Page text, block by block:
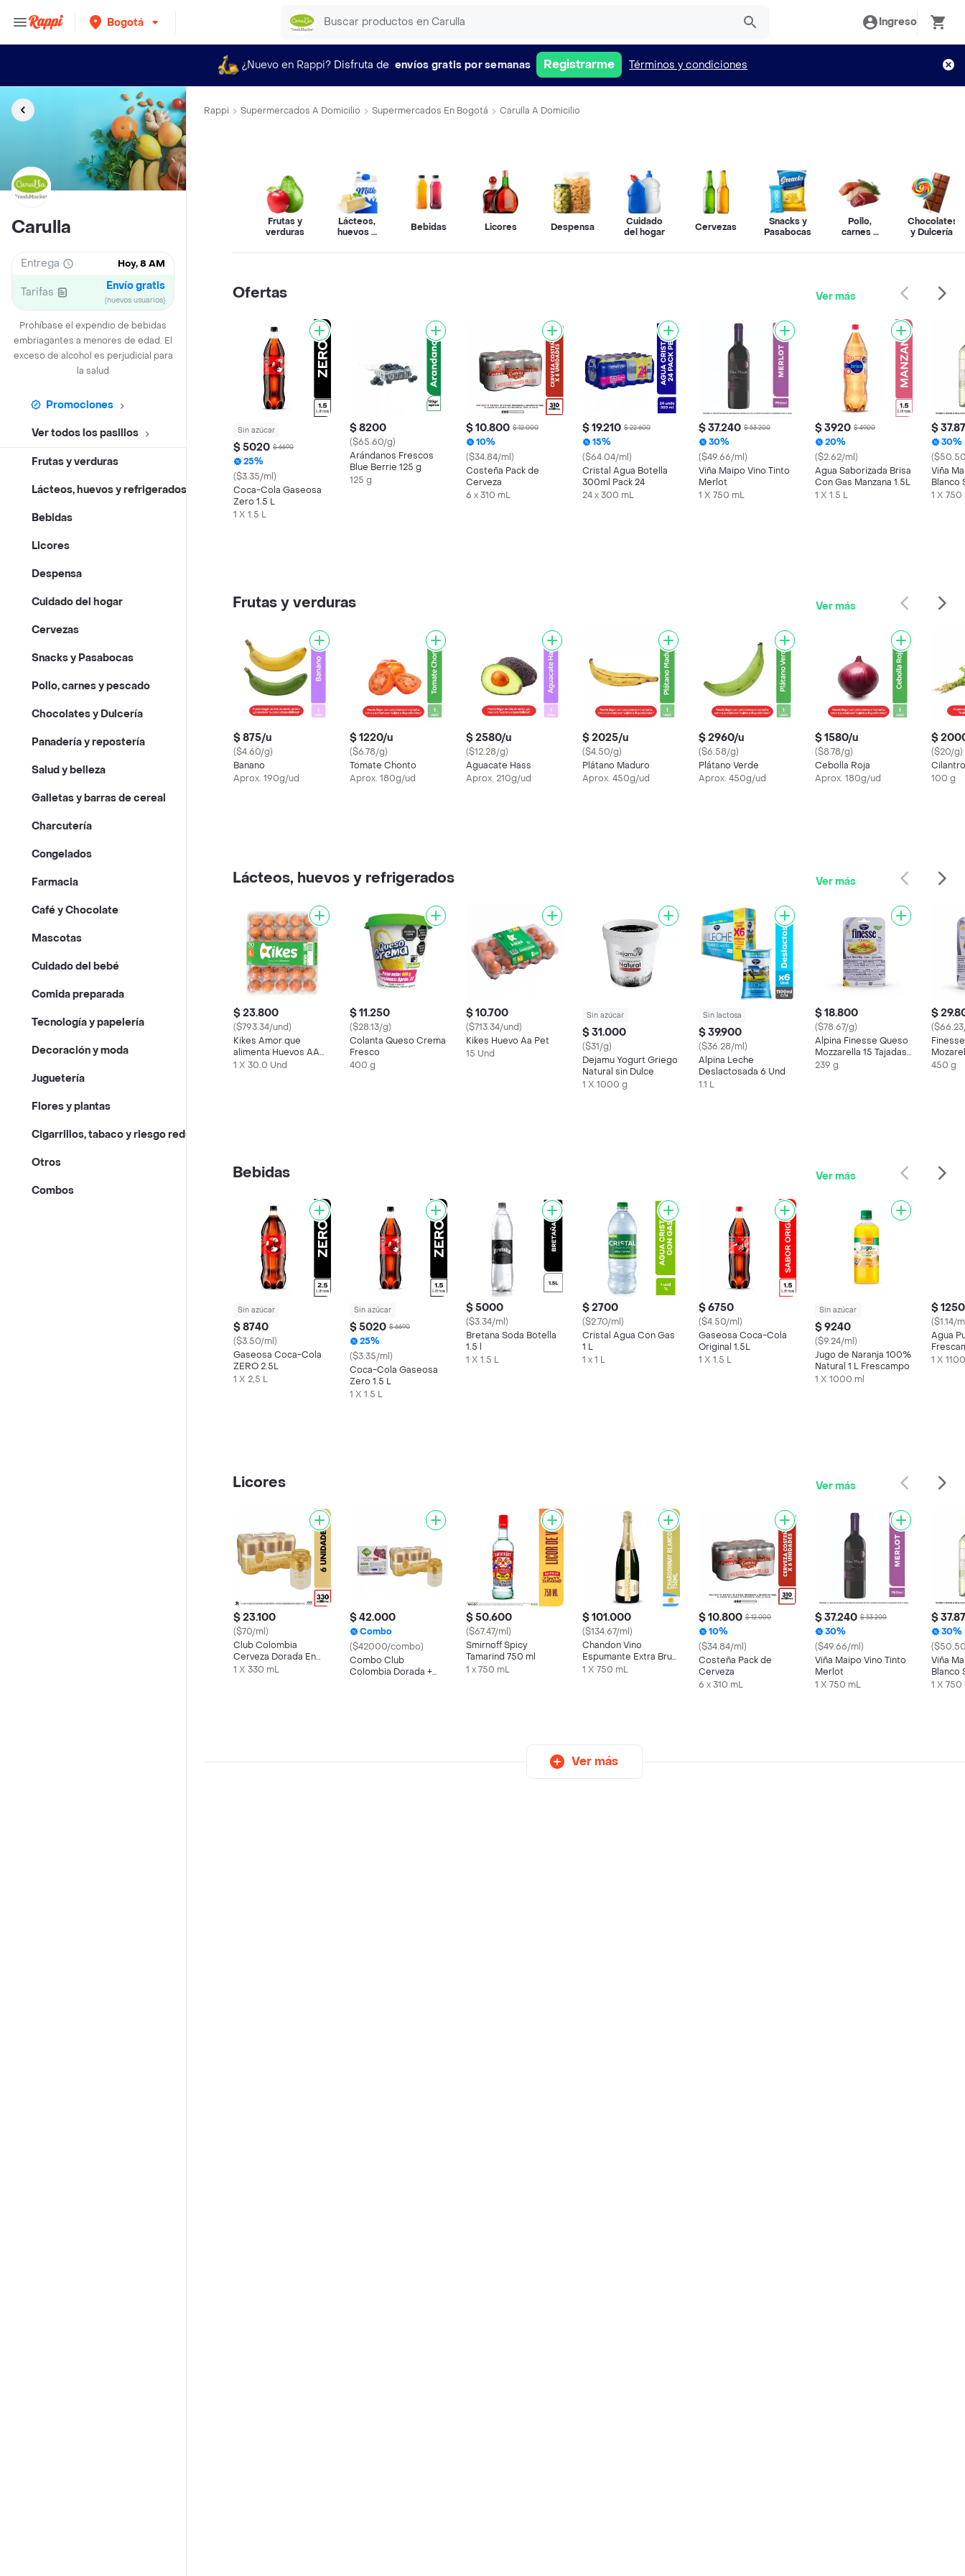
Bogotá Ingreso
¿Nuevo en Rappi? Disfruta de envíos gratis por semanas Registrarme Términos y condiciones
Carulla
Entrega Hoy, 8 AM
Tarifas Envío gratis
(nuevos usuarios)
Prohíbase el expendio de bebidas
embriagantes a menores de edad. El
exceso de alcohol es perjudicial para
la salud
Promociones
Ver todos los pasillos
Frutas y verduras
Lácteos, huevos y refrigerados
Bebidas
Licores
Despensa
Cuidado del hogar
Cervezas
Snacks y Pasabocas
Pollo, carnes y pescado
Chocolates y Dulcería
Panadería y repostería
Salud y belleza
Galletas y barras de cereal
Charcutería
Congelados
Farmacia
Café y Chocolate
Mascotas
Cuidado del bebé
Comida preparada
Tecnología y papelería
Decoración y moda
Juguetería
Flores y plantas
Cigarrillos, tabaco y riesgo reducido
Otros
Combos
Rappi Supermercados A Domicilio Supermercados En Bogotá Carulla A Domicilio
Frutas y
verduras
Lácteos,
huevos y
Bebidas Licores Despensa
Cuidado
del hogar
Cervezas
Snacks y
Pasabocas
Pollo,
carnes y
Chocolates
y Dulcería
Ofertas Ver más
Sin azúcar
$ 5020 $ 6690
25%
($3.35/ml)
Coca-Cola Gaseosa
Zero 1.5 L
1 X 1.5 L
$ 8200
($65.60/g)
Arándanos Frescos
Blue Berrie 125 g
125 g
$ 10.800 $ 12.000
10%
($34.84/ml)
Costeña Pack de
Cerveza
6 x 310 mL
$ 19.210 $ 22.600
15%
($64.04/ml)
Cristal Agua Botella
300ml Pack 24
24 x 300 mL
$ 37.240 $ 53.200
30%
($49.66/ml)
Viña Maipo Vino Tinto
Merlot
1 X 750 mL
$ 3920 $ 4900
20%
($2.62/ml)
Agua Saborizada Brisa
Con Gas Manzana 1.5L
1 X 1.5 L
$
30%
Viña
Blanco
Blanc
1 X 750
Frutas y verduras Ver más
$ 875/u
($4.60/g)
Banano
Aprox. 190g/ud
$ 1220/u
($6.78/g)
Tomate Chonto
Aprox. 180g/ud
$ 2580/u
($12.28/g)
Aguacate Hass
Aprox. 210g/ud
$ 2025/u
($4.50/g)
Plátano Maduro
Aprox. 450g/ud
$ 2960/u
($6.58/g)
Plátano Verde
Aprox. 450g/ud
$ 1580/u
($8.78/g)
Cebolla Roja
Aprox. 180g/ud
$
($20/g)
100 g
Lácteos, huevos y refrigerados Ver más
$ 23.800
($793.34/und)
Kikes Amor que
alimenta Huevos AA
Rojos L
1 X 30.0 Und
$ 11.250
($28.13/g)
Colanta Queso Crema
Fresco
400 g
$ 10.700
($713.34/und)
Kikes Huevo Aa Pet
15 Und
Sin azúcar
$ 31.000
($31/g)
Dejamu Yogurt Griego
Natural sin Dulce
1 X 1000 g
Sin lactosa
$ 39.900
($36.28/ml)
Alpina Leche
Deslactosada 6 Und
1.1 L
$ 18.800
($78.67/g)
Alpina Finesse Queso
Mozzarella 15 Tajadas
239 g
239 g
$
450 g
450 g
Bebidas Ver más
Sin azúcar
$ 8740
($3.50/ml)
Gaseosa Coca-Cola
ZERO 2.5L
1 X 2,5 L
Sin azúcar
$ 5020 $ 6690
25%
($3.35/ml)
Coca-Cola Gaseosa
Zero 1.5 L
1 X 1.5 L
$ 5000
($3.34/ml)
Bretana Soda Botella
1.5 l
1 X 1.5 L
$ 2700
($2.70/ml)
Cristal Agua Con Gas
1 L
1 x 1 L
$ 6750
($4.50/ml)
Gaseosa Coca-Cola
Original 1.5L
1 X 1.5 L
Sin azúcar
$ 9240
($9.24/ml)
Jugo de Naranja 100%
Natural 1 L Frescampo
1 X 1000 ml
$ 1250
($1.14/
Agua
1 X
Licores Ver más
$ 23.100
($70/ml)
Club Colombia
Cerveza Dorada En
Lata 330 ML X6 Unds
1 X 330 mL
$ 42.000
Combo
($42000/combo)
Combo Club
Colombia Dorada +
$ 50.600
($67.47/ml)
Smirnoff Spicy
Tamarind 750 ml
1 x 750 mL
$ 101.000
($134.67/ml)
Chandon Vino
Espumante Extra Brut
750 ml
1 X 750 mL
$ 10.800 $ 12.000
10%
($34.84/ml)
Costeña Pack de
Cerveza
6 x 310 mL
$ 37.240 $ 53.200
30%
($49.66/ml)
Viña Maipo Vino Tinto
Merlot
1 X 750 mL
$
30%
Viña
Blanco
Blanc
1 X 750
Ver más